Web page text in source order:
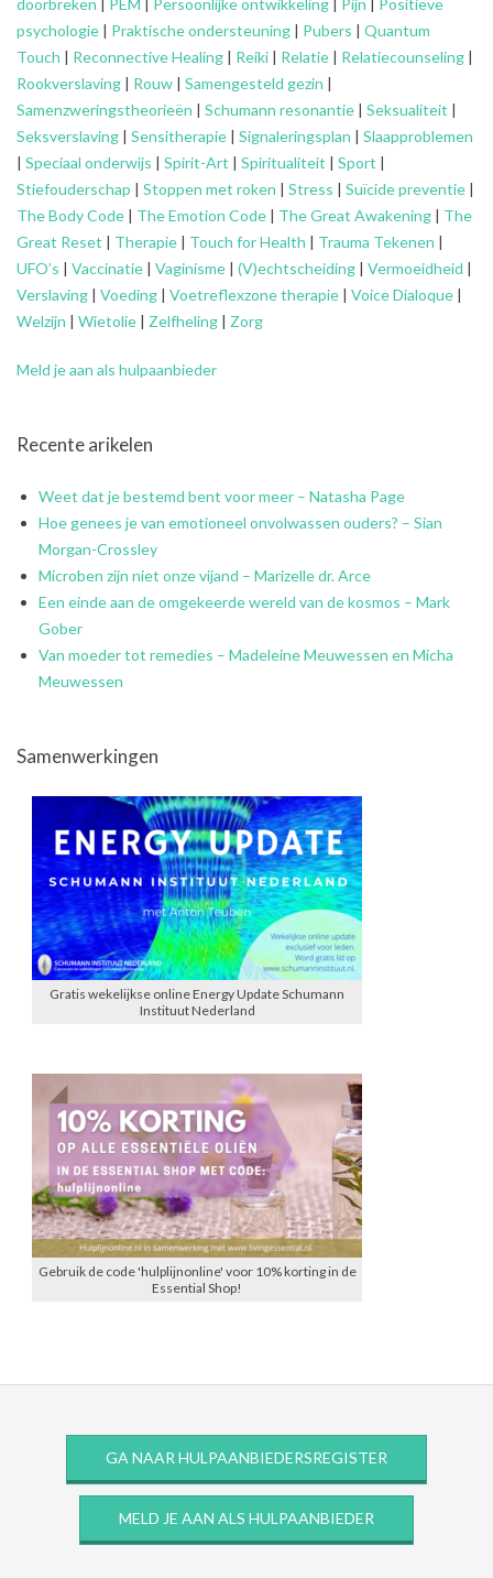
doorbreken PEM Persoonlijke ontwikkeling Pijn
Positieve
psychologie | Praktische ondersteuning | Pubers | Quantum
Touch | Reconnective Healing | Reiki | Relatie | Relatiecounseling |
Rookverslaving | Rouw | Samengesteld gezin |
Samenzweringstheorieën | Schumann resonantie | Seksualiteit |
Seksverslaving | Sensitherapie | Signaleringsplan | Slaapproblemen
| Speciaal onderwijs | Spirit-Art | Spiritualiteit | Sport |
Stiefouderschap | Stoppen met roken | Stress | Suïcide preventie |
The Body Code | The Emotion Code | The Great Awakening | The
Great Reset | Therapie | Touch for Health | Trauma Tekenen |
UFO’s | Vaccinatie | Vaginisme | (V)echtscheiding | Vermoeidheid |
Verslaving | Voeding | Voetreflexzone therapie | Voice Dialoque |
Welzijn | Wietolie | Zelfheling | Zorg
Meld je aan als hulpaanbieder
Recente arikelen
Weet dat je bestemd bent voor meer – Natasha Page
Hoe genees je van emotioneel onvolwassen ouders? – Sian
Morgan-Crossley
Microben zijn niet onze vijand – Marizelle dr. Arce
Een einde aan de omgekeerde wereld van de kosmos – Mark
Gober
Van moeder tot remedies – Madeleine Meuwessen en Micha
Meuwessen
Samenwerkingen
Gratis wekelijkse online Energy Update Schumann
Instituut Nederland
Gebruik de code 'hulplijnonline' voor 10% korting in de
Essential Shop!
GA NAAR HULPAANBIEDERSREGISTER
MELD JE AAN ALS HULPAANBIEDER